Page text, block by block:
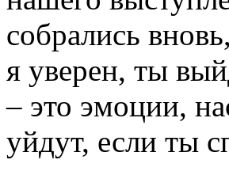
собрались
я уверен, ты
– это эмоции,
уйдут, если ты